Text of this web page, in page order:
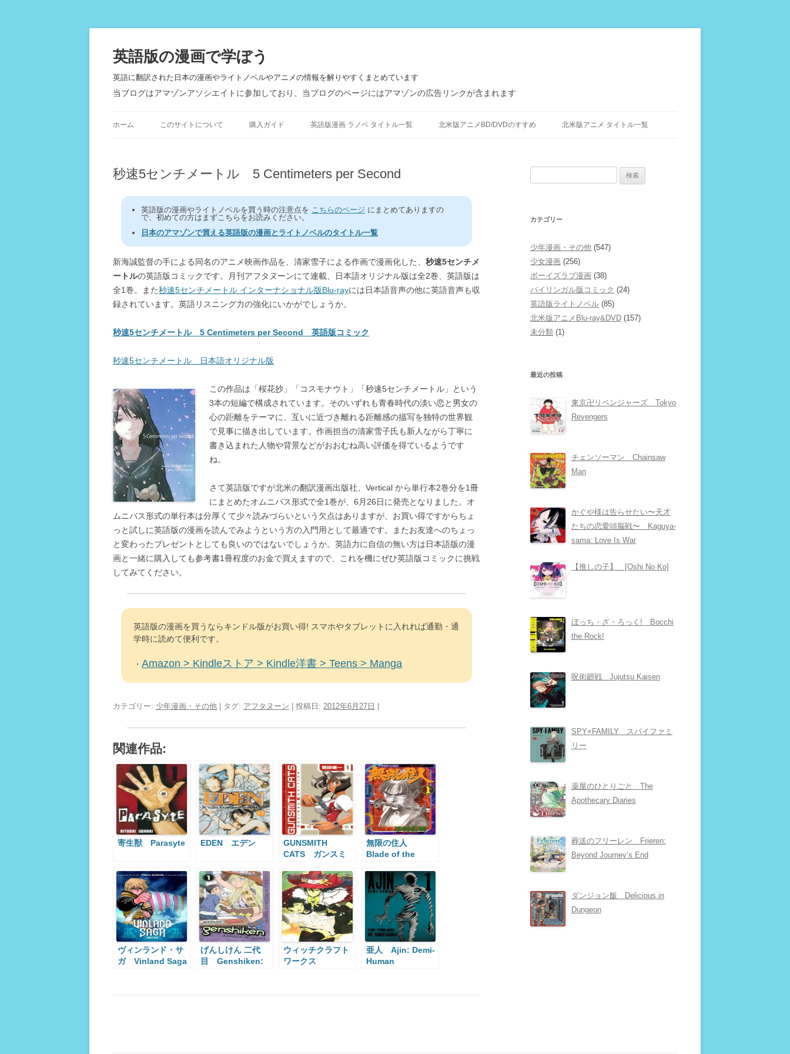
英語版の漫画で学ぼう
英語に翻訳された日本の漫画やライトノベルやアニメの情報を解りやすくまとめています
当ブログはアマゾンアソシエイトに参加しており、当ブログのページにはアマゾンの広告リンクが含まれます
ン
キ
ッ
ホーム このサイトについて 購入ガイド 英語版漫画 ラノベ タイトル一覧 北米版アニメBD/DVDのすすめ 北米版アニメ タイトル一覧
秒速5センチメートル 5 Centimeters per Second
英語版の漫画やライトノベルを買う時の注意点を こちらのページ にまとめてありますの
で、初めての方はまずこちらをお読みください。
日本のアマゾンで買える英語版の漫画とライトノベルのタイトル一覧
新海誠監督の手による同名のアニメ映画作品を、清家雪子による作画で漫画化した、 秒速5センチメ
ートルの英語版コミックです。月刊アフタヌーンにて連載、日本語オリジナル版は全2巻、英語版は
全1巻。また秒速5センチメートル インターナショナル版Blu-rayには日本語音声の他に英語音声も収
録されています。英語リスニング力の強化にいかがでしょうか。
秒速5センチメートル 5 Centimeters per Second 英語版コミック
秒速5センチメートル 日本語オリジナル版
この作品は「桜花抄」「コスモナウト」「秒速5センチメートル」という
3本の短編で構成されています。そのいずれも青春時代の淡い恋と男女の
心の距離をテーマに、互いに近づき離れる距離感の描写を独特の世界観
で見事に描き出しています。作画担当の清家雪子氏も新人ながら丁寧に
書き込まれた人物や背景などがおおむね高い評価を得ているようです
ね。
さて英語版ですが北米の翻訳漫画出版社、Vertical から単行本2巻分を1冊
にまとめたオムニバス形式で全1巻が、6月26日に発売となりました。オ
ムニバス形式の単行本は分厚くて少々読みづらいという欠点はありますが、お買い得ですからちょ
っと試しに英語版の漫画を読んでみようという方の入門用として最適です。またお友達へのちょっ
と変わったプレゼントとしても良いのではないでしょうか。英語力に自信の無い方は日本語版の漫
画と一緒に購入しても参考書1冊程度のお金で買えますので、これを機にぜひ英語版コミックに挑戦
してみてください。
英語版の漫画を買うならキンドル版がお買い得! スマホやタブレットに入れれば通勤・通
学時に読めて便利です。
・ Amazon > Kindleストア > Kindle洋書 > Teens > Manga
カテゴリー: 少年漫画・その他 | タグ: アフタヌーン | 投稿日: 2012年6月27日
関連作品:
寄生獣 Parasyte EDEN エデン
GUNSMITH
CATS ガンスミ
無限の住人
Blade of the
ヴィンランド・サ
ガ Vinland Saga
げんしけん 二代
目 Genshiken:
ウィッチクラフト
ワークス
亜人 Ajin: Demi-
Human
カテゴリー
少年漫画・その他 (547)
少女漫画 (256)
ボーイズラブ漫画 (38)
バイリンガル版コミック (24)
英語版ライトノベル (85)
北米版アニメBlu-ray&DVD (157)
未分類 (1)
最近の投稿
東京卍リベンジャーズ Tokyo
Revengers
チェンソーマン Chainsaw
Man
かぐや様は告らせたい〜天才
たちの恋愛頭脳戦〜 Kaguya-
sama: Love Is War
【推しの子】 [Oshi No Ko]
ぼっち・ざ・ろっく! Bocchi
the Rock!
呪術廻戦 Jujutsu Kaisen
SPY×FAMILY スパイファミ
リー
薬屋のひとりごと The
Apothecary Diaries
葬送のフリーレン Frieren:
Beyond Journey’s End
ダンジョン飯 Delicious in
Dungeon